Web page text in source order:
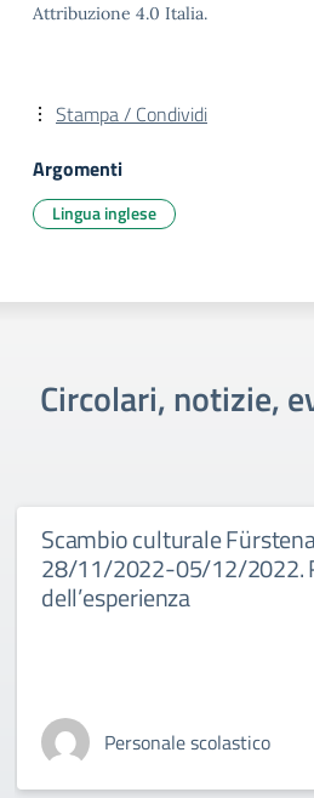
Attribuzione 4.0 Italia.
Stampa / Condividi
Argomenti
Lingua inglese
Circolari, notizie,
Scambio culturale
28/11/2022-05/12/2022.
dell’esperienza
Personale scolastico